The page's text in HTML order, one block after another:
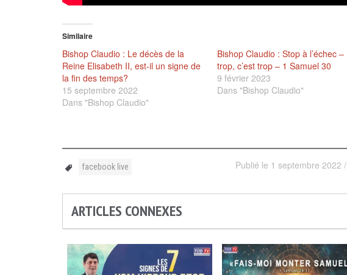
Similaire
Bishop Claudio : Le décès de la
Reine Elisabeth II, est-il un signe de
la fin des temps?
15 septembre 2022
Dans "Bishop Claudio"
Bishop Claudio : Stop à l’échec –
trop, c’est trop – 1 Samuel 30
9 février 2023
Dans "Bishop Claudio"
Publié le 1 septembre 2022 /
facebook live
ARTICLES CONNEXES